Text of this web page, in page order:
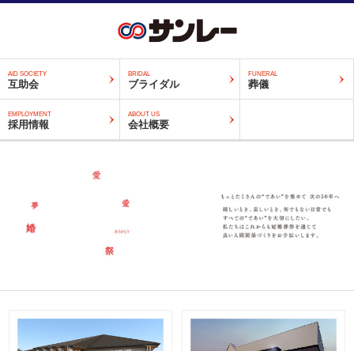
AID SOCIETY
互助会
BRIDAL
ブライダル
FUNERAL
葬儀
EMPLOYMENT
採用情報
ABOUT US
会社概要